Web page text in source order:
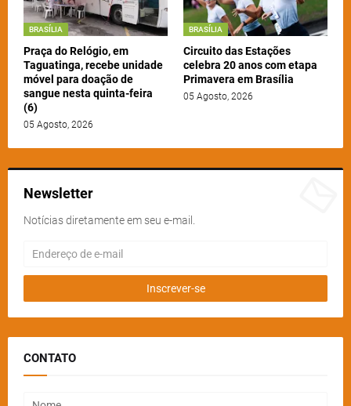
BRASÍLIA
Praça do Relógio, em
Taguatinga, recebe unidade
móvel para doação de
sangue nesta quinta-feira
(6)
05 Agosto, 2026
BRASÍLIA
Circuito das Estações
celebra 20 anos com etapa
Primavera em Brasília
05 Agosto, 2026
Newsletter
Notícias diretamente em seu e-mail.
CONTATO